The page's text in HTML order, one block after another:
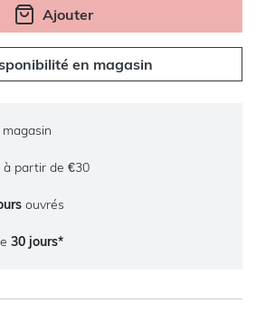
Ajouter
en magasin
à partir de €30
ouvrés
30 jours*